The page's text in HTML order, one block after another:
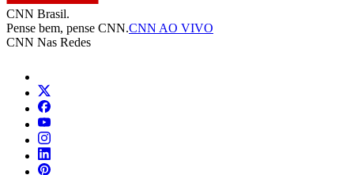
CNN Brasil.
Pense bem, pense CNN.CNN AO VIVO
CNN Nas Redes